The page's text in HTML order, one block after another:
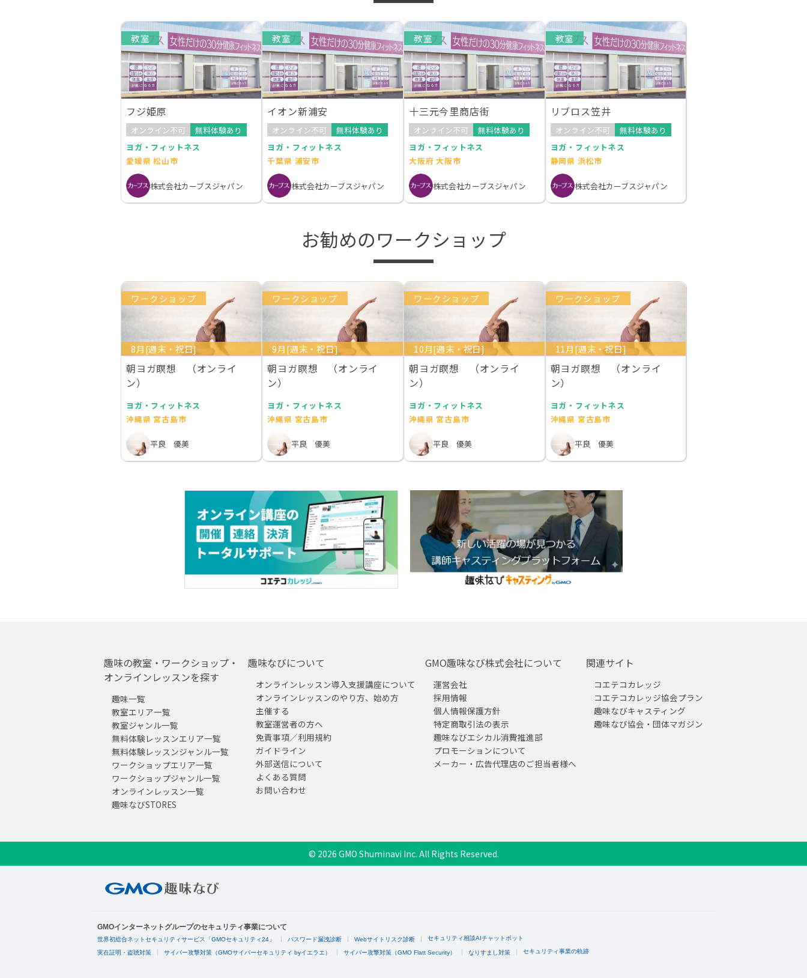
教室
フジ姫原
オンライン不可
無料体験あり
ヨガ・フィットネス
愛媛県 松山市
株式会社カーブスジャパン
教室
イオン新浦安
オンライン不可
無料体験あり
ヨガ・フィットネス
千葉県 浦安市
株式会社カーブスジャパン
教室
十三元今里商店街
オンライン不可
無料体験あり
ヨガ・フィットネス
大阪府 大阪市
株式会社カーブスジャパン
教室
リブロス笠井
オンライン不可
無料体験あり
ヨガ・フィットネス
静岡県 浜松市
株式会社カーブスジャパン
お勧めのワークショップ
ワークショップ
8月[週末・祝日]
朝ヨガ瞑想 （オンライ
ン）
ヨガ・フィットネス
沖縄県 宮古島市
平良 優美
ワークショップ
9月[週末・祝日]
朝ヨガ瞑想 （オンライ
ン）
ヨガ・フィットネス
沖縄県 宮古島市
平良 優美
ワークショップ
10月[週末・祝日]
朝ヨガ瞑想 （オンライ
ン）
ヨガ・フィットネス
沖縄県 宮古島市
平良 優美
ワークショップ
11月[週末・祝日]
朝ヨガ瞑想 （オンライ
ン）
ヨガ・フィットネス
沖縄県 宮古島市
平良 優美
趣味の教室・ワークショップ・
オンラインレッスンを探す
趣味一覧
教室エリア一覧
教室ジャンル一覧
無料体験レッスンエリア一覧
無料体験レッスンジャンル一覧
ワークショップエリア一覧
ワークショップジャンル一覧
オンラインレッスン一覧
趣味なびSTORES
趣味なびについて
オンラインレッスン導入支援講座について
オンラインレッスンのやり方、始め方
主催する
教室運営者の方へ
免責事項／利用規約
ガイドライン
外部送信について
よくある質問
お問い合わせ
GMO趣味なび株式会社について
運営会社
採用情報
個人情報保護方針
特定商取引法の表示
趣味なびエシカル消費推進部
プロモーションについて
メーカー・広告代理店のご担当者様へ
関連サイト
コエテコカレッジ
コエテコカレッジ協会プラン
趣味なびキャスティング
趣味なび協会・団体マガジン
© 2026 GMO Shuminavi Inc. All Rights Reserved.